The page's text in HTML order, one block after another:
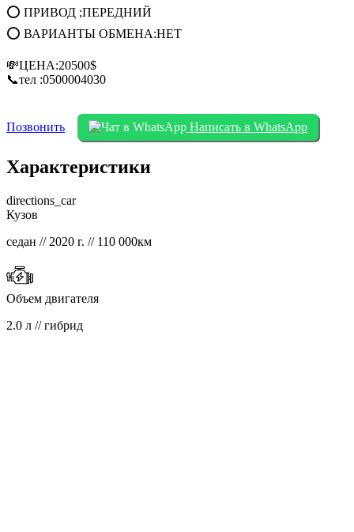
⭕ ПРИВОД ;ПЕРЕДНИЙ
⭕ ВАРИАНТЫ ОБМЕНА:НЕТ
💸ЦЕНА:20500$
📞тел :0500004030
Позвонить Написать в WhatsApp
Характеристики
directions_car
Кузов
седан // 2020 г. // 110 000км
Объем двигателя
2.0 л // гибрид